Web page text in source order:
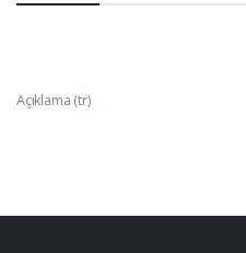
Açıklama (tr)